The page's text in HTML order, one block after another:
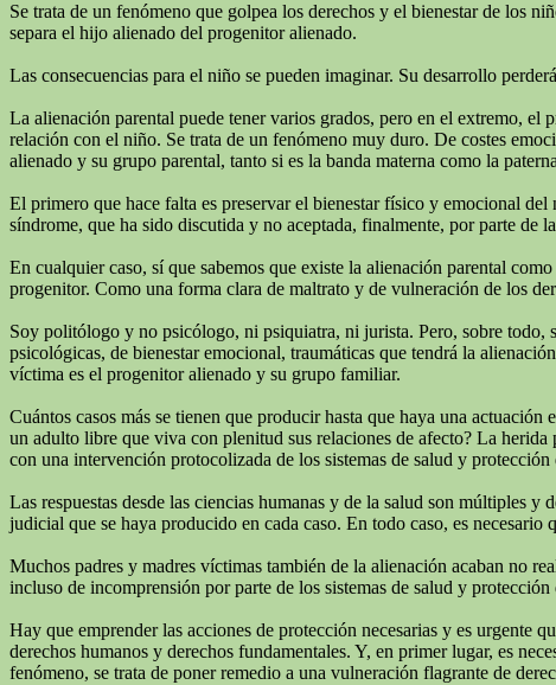
Se trata de un fenómeno que golpea los derechos y el bienestar de los
separa el hijo alienado del progenitor alienado.
Las consecuencias para el niño se pueden imaginar. Su desarrollo
La alienación parental puede tener varios grados, pero en el extremo,
relación con el niño. Se trata de un fenómeno muy duro. De costes
alienado y su grupo parental, tanto si es la banda materna como la
El primero que hace falta es preservar el bienestar físico y emocional
síndrome, que ha sido discutida y no aceptada, finalmente, por parte de
En cualquier caso, sí que sabemos que existe la alienación parental
progenitor. Como una forma clara de maltrato y de vulneración de los
Soy politólogo y no psicólogo, ni psiquiatra, ni jurista. Pero, sobre todo,
psicológicas, de bienestar emocional, traumáticas que tendrá la
víctima es el progenitor alienado y su grupo familiar.
Cuántos casos más se tienen que producir hasta que haya una
un adulto libre que viva con plenitud sus relaciones de afecto? La
con una intervención protocolizada de los sistemas de salud y
Las respuestas desde las ciencias humanas y de la salud son múltiples
judicial que se haya producido en cada caso. En todo caso, es
Muchos padres y madres víctimas también de la alienación acaban no
incluso de incomprensión por parte de los sistemas de salud y
Hay que emprender las acciones de protección necesarias y es urgente
derechos humanos y derechos fundamentales. Y, en primer lugar, es
fenómeno, se trata de poner remedio a una vulneración flagrante de